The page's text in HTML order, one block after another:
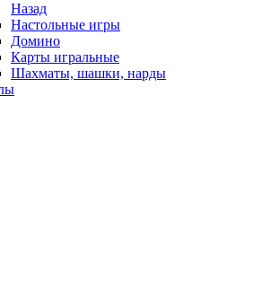
Назад
Настольные игры
Домино
Карты игральные
Шахматы, шашки, нарды